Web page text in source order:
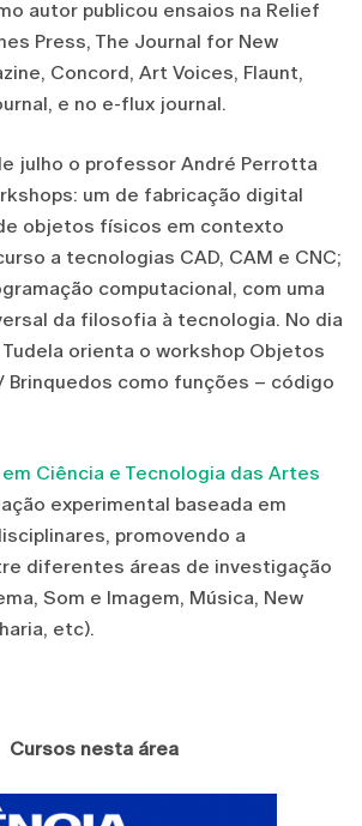
autor publicou ensaios na Relief
Press, The Journal for New
Concord, Art Voices, Flaunt,
e no e-flux journal.
julho o professor André Perrotta
um de fabricação digital
objetos físicos em contexto
a tecnologias CAD, CAM e CNC;
computacional, com uma
da filosofia à tecnologia. No dia
orienta o workshop Objetos
Brinquedos como funções – código
Ciência e Tecnologia das Artes
experimental baseada em
promovendo a
diferentes áreas de investigação
Som e Imagem, Música, New
etc).
Cursos nesta área